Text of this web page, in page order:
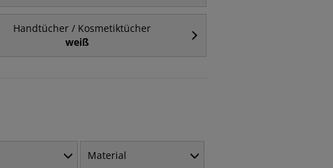
Handtücher / Kosmetiktücher
weiß
Material